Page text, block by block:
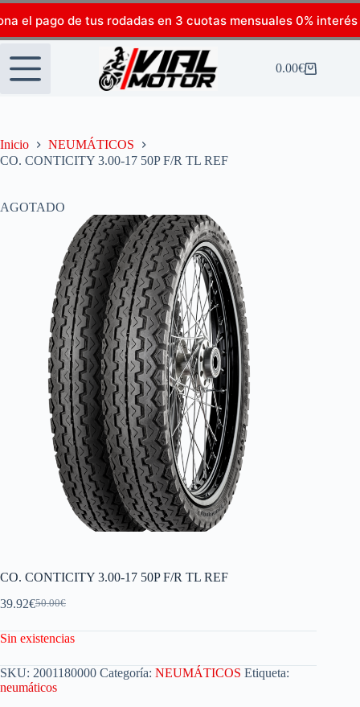
el pago de tus rodadas en 3 cuotas mensuales 0% interés
0.00€
Inicio
NEUMÁTICOS
CO. CONTICITY 3.00-17 50P F/R TL REF
AGOTADO
CO. CONTICITY 3.00-17 50P F/R TL REF
50.00€
39.92€
Sin existencias
SKU: 2001180000 Categoría: NEUMÁTICOS Etiqueta:
neumáticos